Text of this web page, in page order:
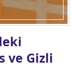
ve Gizli